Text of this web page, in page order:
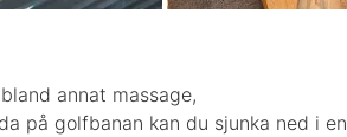
annat massage,
på golfbanan kan du sjunka ned i en